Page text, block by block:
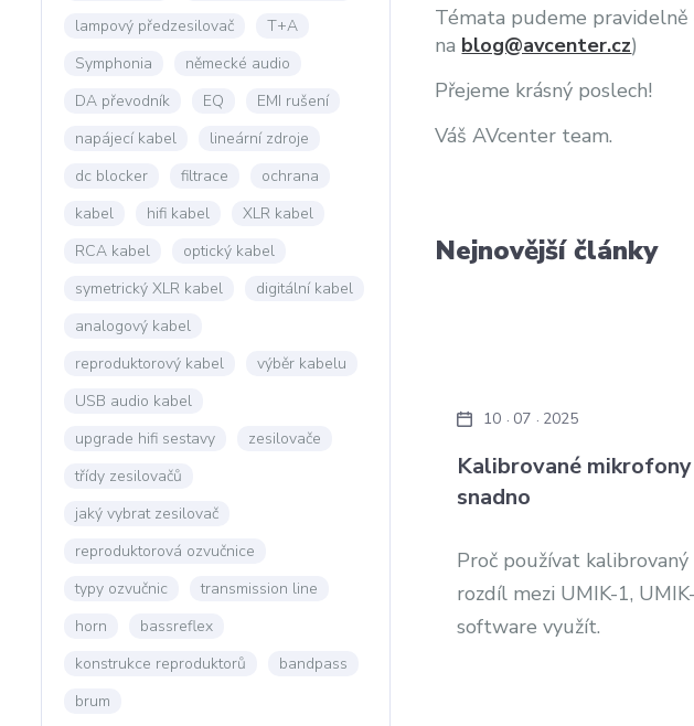
lampový předzesilovač
T+A
Symphonia
německé audio
DA převodník
EQ
EMI rušení
napájecí kabel
lineární zdroje
dc blocker
filtrace
ochrana
kabel
hifi kabel
XLR kabel
RCA kabel
optický kabel
symetrický XLR kabel
digitální kabel
analogový kabel
reproduktorový kabel
výběr kabelu
USB audio kabel
upgrade hifi sestavy
zesilovače
třídy zesilovačů
jaký vybrat zesilovač
reproduktorová ozvučnice
typy ozvučnic
transmission line
horn
bassreflex
konstrukce reproduktorů
bandpass
brum
Témata pudeme
na blog@avcenter.cz)
Přejeme krásný poslech!
Váš AVcenter team.
Nejnovější články
Kalibrované
snadno
10 07 2025
Proč používat
rozdíl mezi UMIK-1,
software využít.